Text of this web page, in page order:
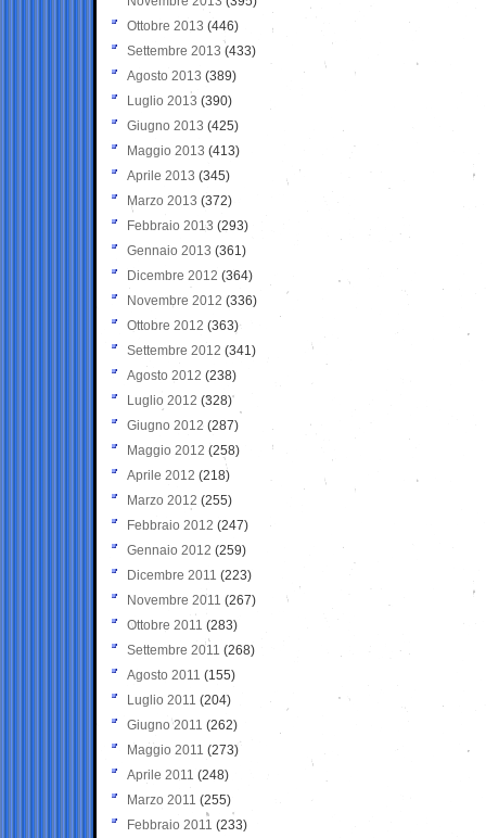
Ottobre 2013 (446)
Settembre 2013 (433)
Agosto 2013 (389)
Luglio 2013 (390)
Giugno 2013 (425)
Maggio 2013 (413)
Aprile 2013 (345)
Marzo 2013 (372)
Febbraio 2013 (293)
Gennaio 2013 (361)
Dicembre 2012 (364)
Novembre 2012 (336)
Ottobre 2012 (363)
Settembre 2012 (341)
Agosto 2012 (238)
Luglio 2012 (328)
Giugno 2012 (287)
Maggio 2012 (258)
Aprile 2012 (218)
Marzo 2012 (255)
Febbraio 2012 (247)
Gennaio 2012 (259)
Dicembre 2011 (223)
Novembre 2011 (267)
Ottobre 2011 (283)
Settembre 2011 (268)
Agosto 2011 (155)
Luglio 2011 (204)
Giugno 2011 (262)
Maggio 2011 (273)
Aprile 2011 (248)
Marzo 2011 (255)
Febbraio 2011 (233)